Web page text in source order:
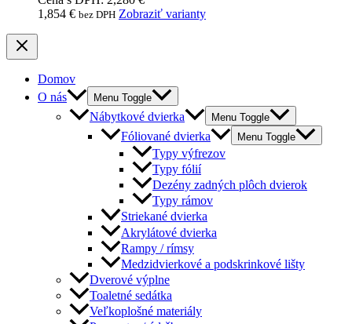
1,854 € bez DPH Zobraziť varianty
Domov
O nás
Menu Toggle
Nábytkové dvierka Menu Toggle
Fóliované dvierka Menu Toggle
Typy výfrezov
Typy fólií
Dezény zadných plôch dvierok
Typy rámov
Striekané dvierka
Akrylátové dvierka
Rampy / rímsy
Medzidvierkové a podskrinkové lišty
Dverové výplne
Toaletné sedátka
Veľkoplošné materiály